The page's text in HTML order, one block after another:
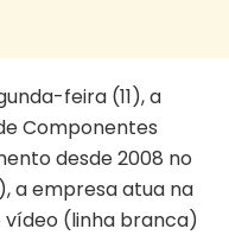
feira (11), a
Componentes
desde 2008 no
a empresa atua na
vídeo (linha branca)